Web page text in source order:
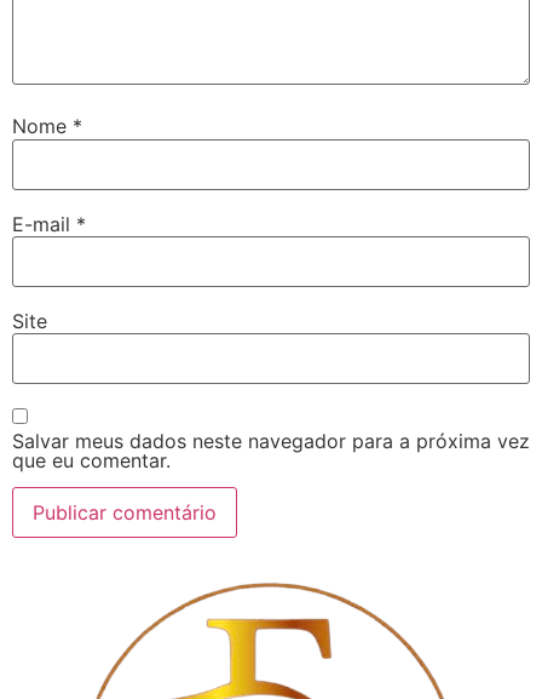
Nome *
E-mail *
Site
Salvar meus dados neste navegador para a próxima vez
que eu comentar.